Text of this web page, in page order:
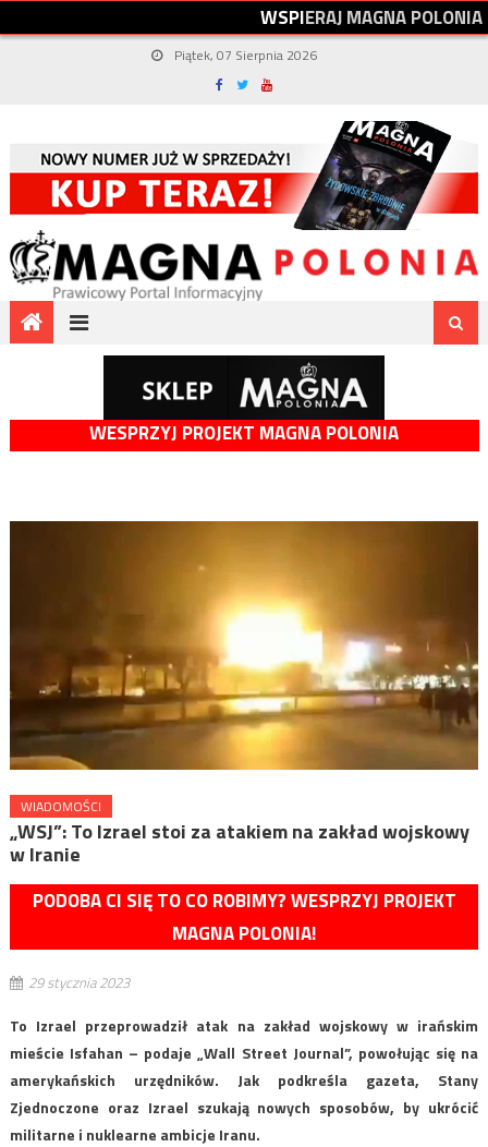
WSPIERAJMAGNAPOLONIA
Piątek, 07 Sierpnia 2026
WESPRZYJ PROJEKT MAGNA POLONIA
WIADOMOŚCI
„WSJ”: To Izrael stoi za atakiem na zakład wojskowy
w Iranie
PODOBA CI SIĘ TO CO ROBIMY? WESPRZYJ PROJEKT
MAGNA POLONIA!
29 stycznia 2023
​To Izrael przeprowadził atak na zakład wojskowy w irańskim
mieście Isfahan – podaje „Wall Street Journal”, powołując się na
amerykańskich urzędników. Jak podkreśla gazeta, Stany
Zjednoczone oraz Izrael szukają nowych sposobów, by ukrócić
militarne i nuklearne ambicje Iranu.